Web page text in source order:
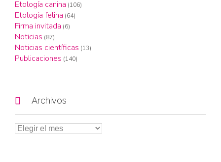
Etología canina (106)
Etología felina (64)
Firma invitada (6)
Noticias (87)
Noticias científicas (13)
Publicaciones (140)
 Archivos